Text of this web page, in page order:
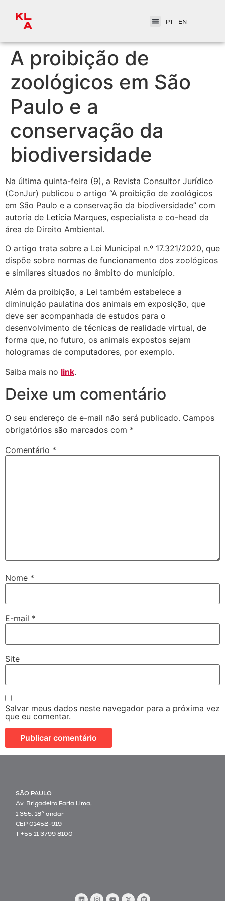
PT EN
A proibição de
zoológicos em São
Paulo e a
conservação da
biodiversidade
Na última quinta-feira (9), a Revista Consultor Jurídico
(ConJur) publicou o artigo “A proibição de zoológicos
em São Paulo e a conservação da biodiversidade” com
autoria de Letícia Marques, especialista e co-head da
área de Direito Ambiental.
O artigo trata sobre a Lei Municipal n.º 17.321/2020, que
dispõe sobre normas de funcionamento dos zoológicos
e similares situados no âmbito do município.
Além da proibição, a Lei também estabelece a
diminuição paulatina dos animais em exposição, que
deve ser acompanhada de estudos para o
desenvolvimento de técnicas de realidade virtual, de
forma que, no futuro, os animais expostos sejam
hologramas de computadores, por exemplo.
Saiba mais no link.
Deixe um comentário
O seu endereço de e-mail não será publicado. Campos
obrigatórios são marcados com *
Comentário *
Nome *
E-mail *
Site
Salvar meus dados neste navegador para a próxima vez
que eu comentar.
SÃO PAULO
Av. Brigadeiro Faria Lima,
1.355, 18º andar
CEP 01452-919
T +55 11 3799 8100